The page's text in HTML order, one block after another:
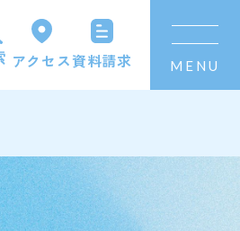
アクセス資料請求 MENU